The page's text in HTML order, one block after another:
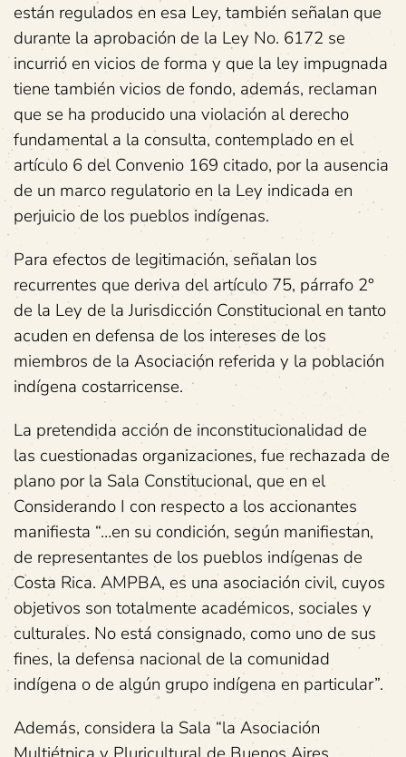
están regulados en esa Ley, también señalan que
durante la aprobación de la Ley No. 6172 se
incurrió en vicios de forma y que la ley impugnada
tiene también vicios de fondo, además, reclaman
que se ha producido una violación al derecho
fundamental a la consulta, contemplado en el
artículo 6 del Convenio 169 citado, por la ausencia
de un marco regulatorio en la Ley indicada en
perjuicio de los pueblos indígenas.
Para efectos de legitimación, señalan los
recurrentes que deriva del artículo 75, párrafo 2°
de la Ley de la Jurisdicción Constitucional en tanto
acuden en defensa de los intereses de los
miembros de la Asociación referida y la población
indígena costarricense.
La pretendida acción de inconstitucionalidad de
las cuestionadas organizaciones, fue rechazada de
plano por la Sala Constitucional, que en el
Considerando I con respecto a los accionantes
manifiesta “…en su condición, según manifiestan,
de representantes de los pueblos indígenas de
Costa Rica. AMPBA, es una asociación civil, cuyos
objetivos son totalmente académicos, sociales y
culturales. No está consignado, como uno de sus
fines, la defensa nacional de la comunidad
indígena o de algún grupo indígena en particular”.
Además, considera la Sala “la Asociación